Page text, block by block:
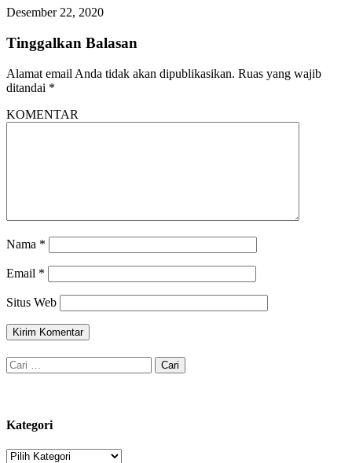
Desember 22, 2020
Tinggalkan Balasan
Alamat email Anda tidak akan dipublikasikan. Ruas yang wajib
ditandai *
KOMENTAR
Nama *
Email *
Situs Web
Cari
untuk:
Kategori
Kategori